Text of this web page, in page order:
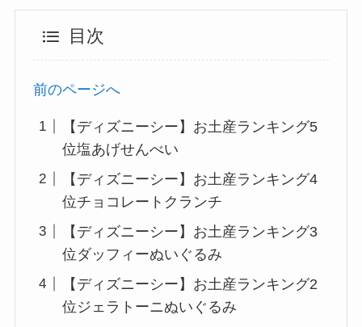
目次
前のページへ
【ディズニーシー】お土産ランキング5
位塩あげせんべい
【ディズニーシー】お土産ランキング4
位チョコレートクランチ
【ディズニーシー】お土産ランキング3
位ダッフィーぬいぐるみ
【ディズニーシー】お土産ランキング2
位ジェラトーニぬいぐるみ